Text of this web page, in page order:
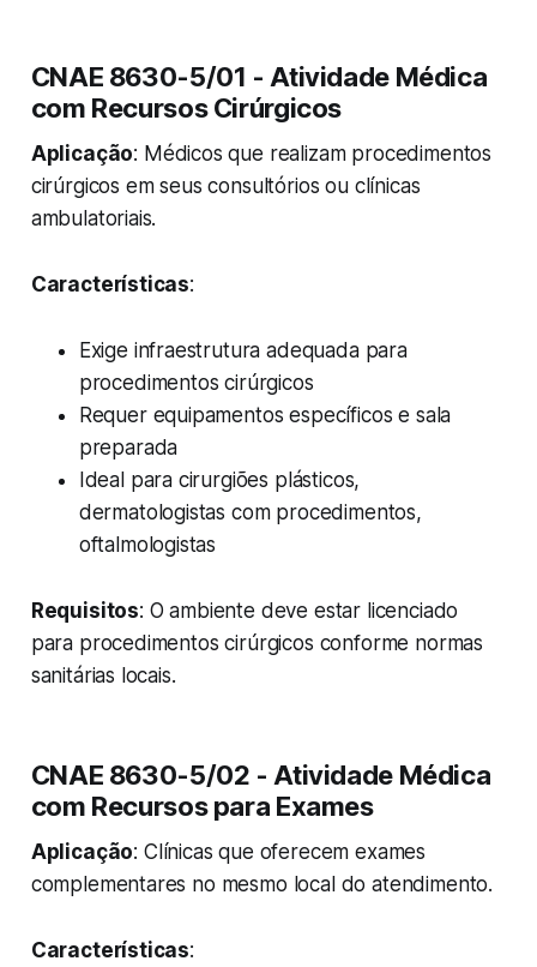
CNAE 8630-5/01 - Atividade Médica
com Recursos Cirúrgicos
Aplicação: Médicos que realizam procedimentos
cirúrgicos em seus consultórios ou clínicas
ambulatoriais.
Características:
Exige infraestrutura adequada para
procedimentos cirúrgicos
Requer equipamentos específicos e sala
preparada
Ideal para cirurgiões plásticos,
dermatologistas com procedimentos,
oftalmologistas
Requisitos: O ambiente deve estar licenciado
para procedimentos cirúrgicos conforme normas
sanitárias locais.
CNAE 8630-5/02 - Atividade Médica
com Recursos para Exames
Aplicação: Clínicas que oferecem exames
complementares no mesmo local do atendimento.
Características: